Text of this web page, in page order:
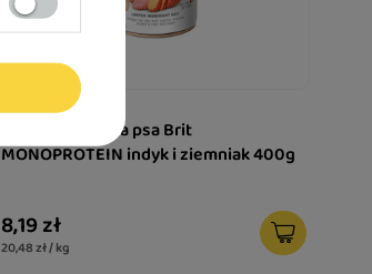
Karma mokra dla psa Brit
MONOPROTEIN indyk i ziemniak 400g
8,19 zł
20,48 zł / kg